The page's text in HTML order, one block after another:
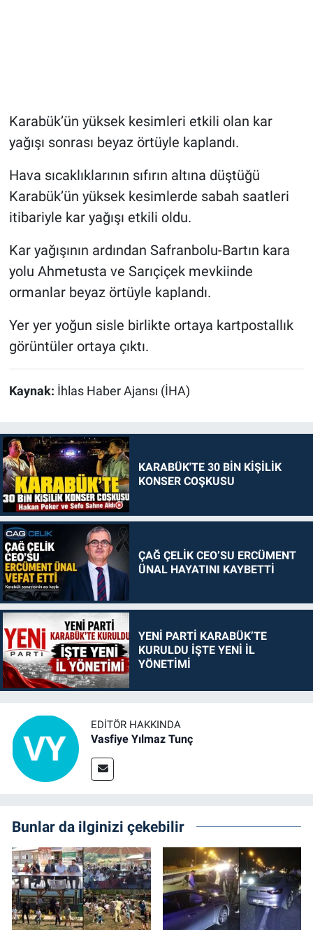
Karabük’ün yüksek kesimleri etkili olan kar
yağışı sonrası beyaz örtüyle kaplandı.
Hava sıcaklıklarının sıfırın altına düştüğü
Karabük’ün yüksek kesimlerde sabah saatleri
itibariyle kar yağışı etkili oldu.
Kar yağışının ardından Safranbolu-Bartın kara
yolu Ahmetusta ve Sarıçiçek mevkiinde
ormanlar beyaz örtüyle kaplandı.
Yer yer yoğun sisle birlikte ortaya kartpostallık
görüntüler ortaya çıktı.
Kaynak: İhlas Haber Ajansı (İHA)
KARABÜK'TE 30 BİN KİŞİLİK
KONSER COŞKUSU
ÇAĞ ÇELİK CEO’SU ERCÜMENT
ÜNAL HAYATINI KAYBETTİ
YENİ PARTİ KARABÜK’TE
KURULDU İŞTE YENİ İL
YÖNETİMİ
EDITÖR HAKKINDA
Vasfiye Yılmaz Tunç
Bunlar da ilginizi çekebilir